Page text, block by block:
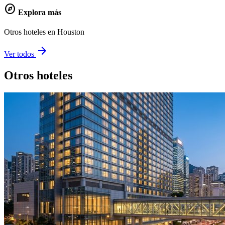
explore Explora más
Otros hoteles en Houston
Ver todos arrow_forward
Otros hoteles